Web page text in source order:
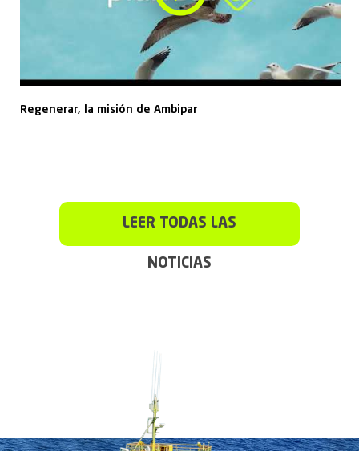
Regenerar, la misión de Ambipar
LEER TODAS LAS
NOTICIAS